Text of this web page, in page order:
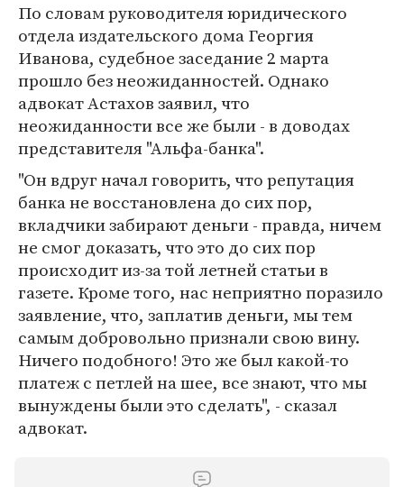
По словам руководителя юридического
отдела издательского дома Георгия
Иванова, судебное заседание 2 марта
прошло без неожиданностей. Однако
адвокат Астахов заявил, что
неожиданности все же были - в доводах
представителя "Альфа-банка".
"Он вдруг начал говорить, что репутация
банка не восстановлена до сих пор,
вкладчики забирают деньги - правда, ничем
не смог доказать, что это до сих пор
происходит из-за той летней статьи в
газете. Кроме того, нас неприятно поразило
заявление, что, заплатив деньги, мы тем
самым добровольно признали свою вину.
Ничего подобного! Это же был какой-то
платеж с петлей на шее, все знают, что мы
вынуждены были это сделать", - сказал
адвокат.